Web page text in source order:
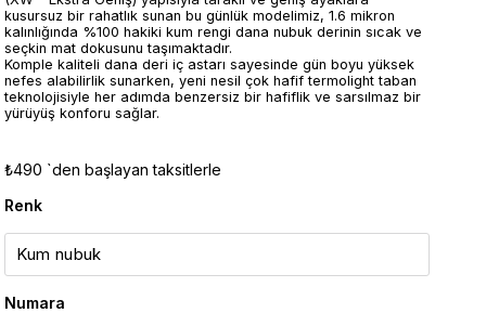
kusursuz bir rahatlık sunan bu günlük modelimiz, 1.6 mikron
kalınlığında %100 hakiki kum rengi dana nubuk derinin sıcak ve
seçkin mat dokusunu taşımaktadır.
Komple kaliteli dana deri iç astarı sayesinde gün boyu yüksek
nefes alabilirlik sunarken, yeni nesil çok hafif termolight taban
teknolojisiyle her adımda benzersiz bir hafiflik ve sarsılmaz bir
yürüyüş konforu sağlar.
₺490 `den başlayan taksitlerle
Renk
Numara